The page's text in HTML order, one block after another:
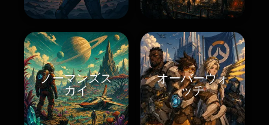
ノーマンズス
カイ
オーバーウォ
ッチ